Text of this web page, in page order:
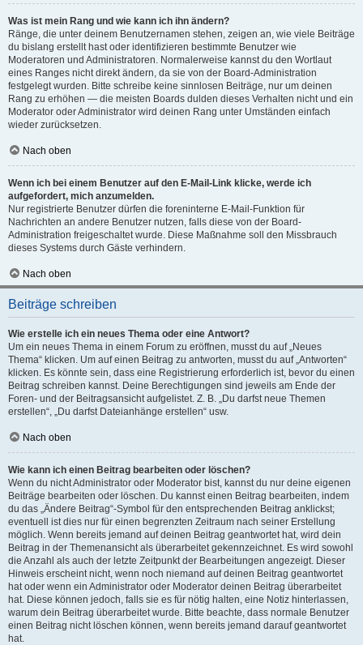
Was ist mein Rang und wie kann ich ihn ändern?
Ränge, die unter deinem Benutzernamen stehen, zeigen an, wie viele Beiträge
du bislang erstellt hast oder identifizieren bestimmte Benutzer wie
Moderatoren und Administratoren. Normalerweise kannst du den Wortlaut
eines Ranges nicht direkt ändern, da sie von der Board-Administration
festgelegt wurden. Bitte schreibe keine sinnlosen Beiträge, nur um deinen
Rang zu erhöhen — die meisten Boards dulden dieses Verhalten nicht und ein
Moderator oder Administrator wird deinen Rang unter Umständen einfach
wieder zurücksetzen.
Nach oben
Wenn ich bei einem Benutzer auf den E-Mail-Link klicke, werde ich
aufgefordert, mich anzumelden.
Nur registrierte Benutzer dürfen die foreninterne E-Mail-Funktion für
Nachrichten an andere Benutzer nutzen, falls diese von der Board-
Administration freigeschaltet wurde. Diese Maßnahme soll den Missbrauch
dieses Systems durch Gäste verhindern.
Nach oben
Beiträge schreiben
Wie erstelle ich ein neues Thema oder eine Antwort?
Um ein neues Thema in einem Forum zu eröffnen, musst du auf „Neues
Thema“ klicken. Um auf einen Beitrag zu antworten, musst du auf „Antworten“
klicken. Es könnte sein, dass eine Registrierung erforderlich ist, bevor du einen
Beitrag schreiben kannst. Deine Berechtigungen sind jeweils am Ende der
Foren- und der Beitragsansicht aufgelistet. Z. B. „Du darfst neue Themen
erstellen“, „Du darfst Dateianhänge erstellen“ usw.
Nach oben
Wie kann ich einen Beitrag bearbeiten oder löschen?
Wenn du nicht Administrator oder Moderator bist, kannst du nur deine eigenen
Beiträge bearbeiten oder löschen. Du kannst einen Beitrag bearbeiten, indem
du das „Ändere Beitrag“-Symbol für den entsprechenden Beitrag anklickst;
eventuell ist dies nur für einen begrenzten Zeitraum nach seiner Erstellung
möglich. Wenn bereits jemand auf deinen Beitrag geantwortet hat, wird dein
Beitrag in der Themenansicht als überarbeitet gekennzeichnet. Es wird sowohl
die Anzahl als auch der letzte Zeitpunkt der Bearbeitungen angezeigt. Dieser
Hinweis erscheint nicht, wenn noch niemand auf deinen Beitrag geantwortet
hat oder wenn ein Administrator oder Moderator deinen Beitrag überarbeitet
hat. Diese können jedoch, falls sie es für nötig halten, eine Notiz hinterlassen,
warum dein Beitrag überarbeitet wurde. Bitte beachte, dass normale Benutzer
einen Beitrag nicht löschen können, wenn bereits jemand darauf geantwortet
hat.